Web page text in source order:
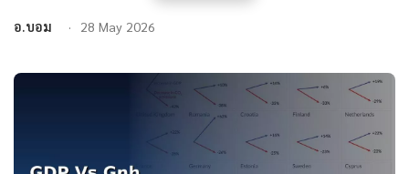
อ.บอม 28 May 2026